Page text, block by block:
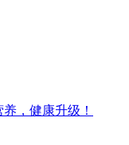
，健康升级！